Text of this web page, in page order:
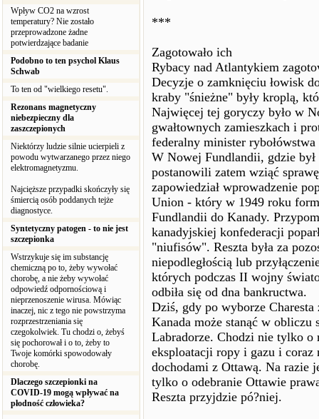
Wpływ CO2 na wzrost
temperatury? Nie zostało
przeprowadzone żadne
potwierdzające badanie
Podobno to ten psychol Klaus
Schwab
To ten od "wielkiego resetu".
Rezonans magnetyczny
niebezpieczny dla
zaszczepionych
Niektórzy ludzie silnie ucierpieli z
powodu wytwarzanego przez niego
elektromagnetyzmu.
Najcięższe przypadki skończyły się
śmiercią osób poddanych tejże
diagnostyce.
Syntetyczny patogen - to nie jest
szczepionka
Wstrzykuje się im substancję
chemiczną po to, żeby wywołać
chorobę, a nie żeby wywołać
odpowiedź odpornościową i
nieprzenoszenie wirusa. Mówiąc
inaczej, nic z tego nie powstrzyma
rozprzestrzeniania się
czegokolwiek. Tu chodzi o, żebyś
się pochorował i o to, żeby to
Twoje komórki spowodowały
chorobę.
Dlaczego szczepionki na
COVID-19 mogą wpływać na
płodność człowieka?
***
Zagotowało ich
Rybacy nad Atlantykiem
Decyzje o zamknięciu łowisk
kraby "śnieżne" były kroplą,
Najwięcej tej goryczy było w
gwałtownych zamieszkach i
federalny minister
W Nowej Fundlandii, gdzie
postanowili zatem wziąć
zapowiedział wprowadzenie
Union - który w 1949 roku
Fundlandii do Kanady.
kanadyjskiej konfederacji
"niufisów". Reszta była za
niepodległością lub
których podczas II wojny
odbiła się od dna bankructwa.
Dziś, gdy po wyborze Charesta
Kanada może stanąć w
Labradorze. Chodzi nie tylko o
eksploatacji ropy i gazu i coraz
dochodami z Ottawą. Na razie
tylko o odebranie Ottawie
Reszta przyjdzie pó?niej.